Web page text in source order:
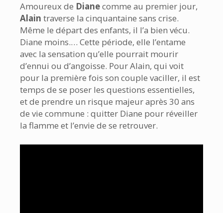
Amoureux de Dianecomme au premier jour,
Alain traverse la cinquantaine sans crise.
Même le départ des enfants, il l’a bien vécu.
Diane moins.… Cette période, elle l’entame
avec la sensation qu’elle pourrait mourir
d’ennui ou d’angoisse. Pour Alain, qui voit
pour la première fois son couple vaciller, il est
temps de se poser les questions essentielles,
et de prendre un risque majeur après 30 ans
de vie commune : quitter Diane pour réveiller
la flamme et l’envie de se retrouver.